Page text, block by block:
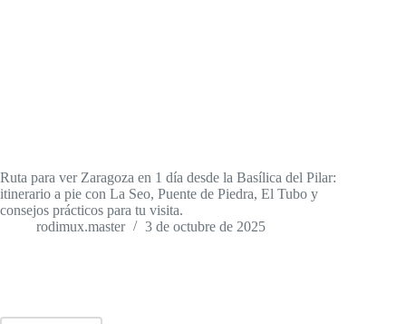
Ruta para ver Zaragoza en 1 día desde la Basílica del Pilar:
itinerario a pie con La Seo, Puente de Piedra, El Tubo y
consejos prácticos para tu visita.
rodimux.master
3 de octubre de 2025